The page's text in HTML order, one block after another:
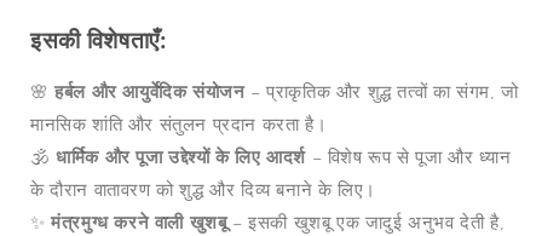
इसकी विशेषताएँ:
🌸हर्बल और आयुर्वेदिक संयोजन– प्राकृतिक और शुद्ध तत्वों का संगम, जो
मानसिक शांति और संतुलन प्रदान करता है।
🕉️धार्मिक और पूजा उद्देश्यों के लिए आदर्श – विशेष रूप से पूजा और ध्यान
के दौरान वातावरण को शुद्ध और दिव्य बनाने के लिए।
✨मंत्रमुग्ध करने वाली खुशबू– इसकी खुशबू एक जादुई अनुभव देती है,